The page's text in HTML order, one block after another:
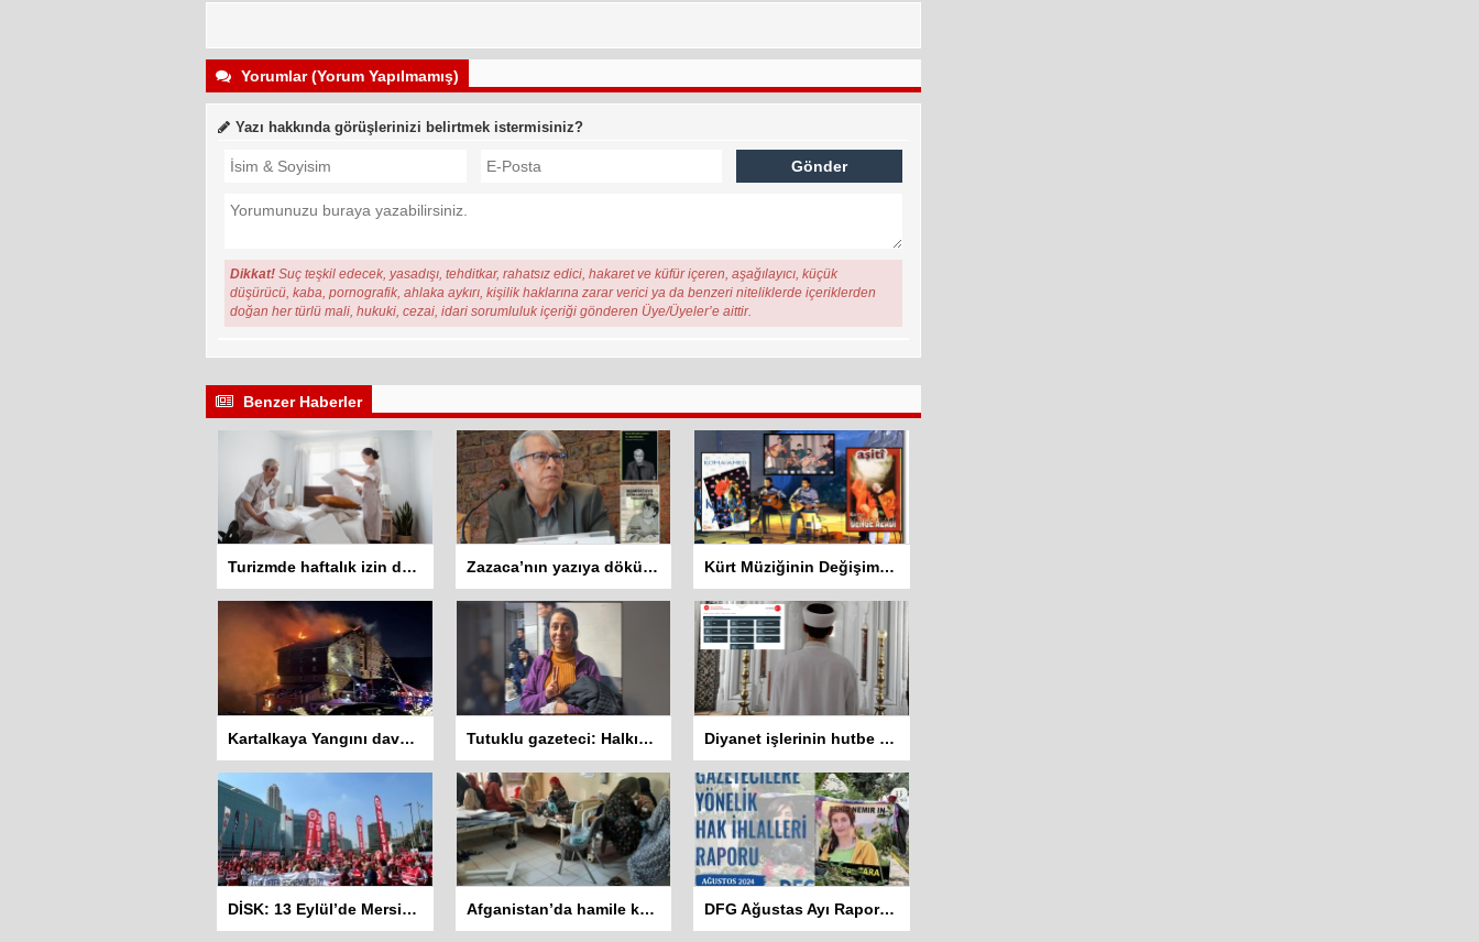
Yorumlar (Yorum Yapılmamış)
Yazı hakkında görüşlerinizi belirtmek istermisiniz?
Dikkat! Suç teşkil edecek, yasadışı, tehditkar, rahatsız edici, hakaret ve küfür içeren, aşağılayıcı, küçük
düşürücü, kaba, pornografik, ahlaka aykırı, kişilik haklarına zarar verici ya da benzeri niteliklerde içeriklerden
doğan her türlü mali, hukuki, cezai, idari sorumluluk içeriği gönderen Üye/Üyeler’e aittir.
Benzer Haberler
Turizmde haftalık izin düzenlemesi tartışma yarattı: İşçiler 10 gün çalışmadan izin kullanamayacak Zazaca’nın yazıya dökülen sesi: Mehemed Malmîsanij Kürt Müziğinin Değişim Hikayesi: Koma Dengê Azadî ve Koma Amed
Kartalkaya Yangını davasında dört sanığa ev hapsi kararı Tutuklu gazeteci: Halkın haber alma hakkını savunacağız Diyanet işlerinin hutbe sisteminde 8 dil var Kürtçe yok
DİSK: 13 Eylül’de Mersin’den başlayarak mitingler yapacağız Afganistan’da hamile kadınlar doğumu ölüm korkusuyla bekliyor DFG Ağustas Ayı Raporu: 2 gazeteci hayatını kaybetti 401 habere erişim engeli getirildi